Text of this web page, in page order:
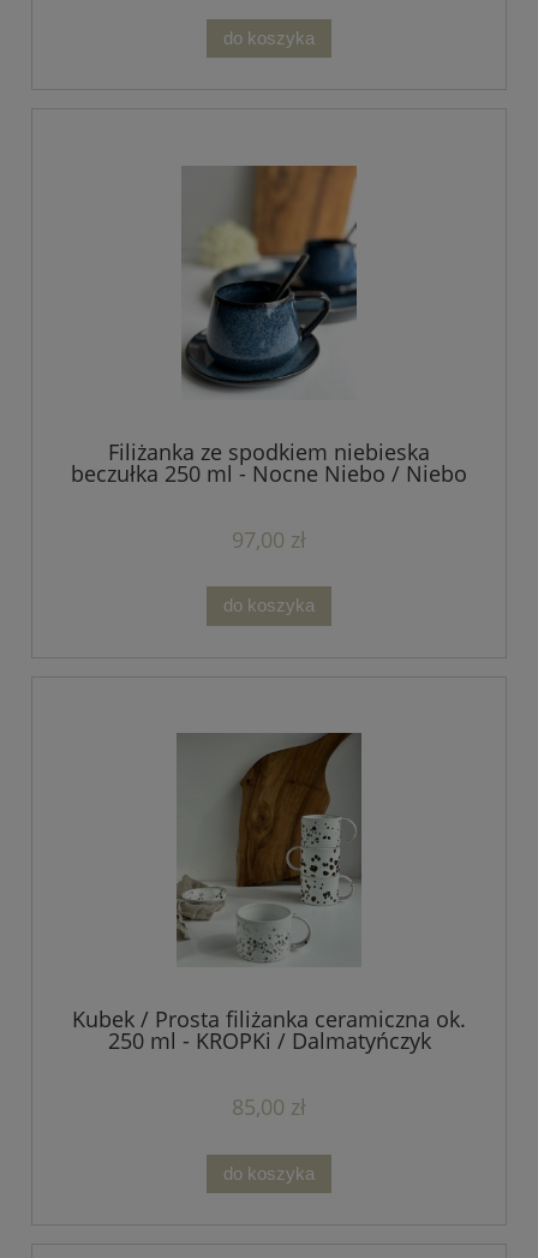
do koszyka
Filiżanka ze spodkiem niebieska
beczułka 250 ml - Nocne Niebo / Niebo
97,00 zł
do koszyka
Kubek / Prosta filiżanka ceramiczna ok.
250 ml - KROPKi / Dalmatyńczyk
85,00 zł
do koszyka